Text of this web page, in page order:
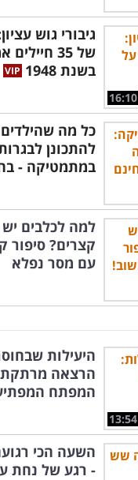
16:10
גיבורי גוש
של 35
בשנת 1948
כל מה שהילדים
להתכונן
במתמטיקה -
למה לכלבים יש
קצרים? סיפור
עם מסר נפלא
13:54
היעילות
הרצאה
המפתח
השעה הכי
- רגע של נחת